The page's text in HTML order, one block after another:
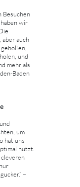
Besuchen
wir
aber auch
und
mehr als
Baden
um
hat uns
nutzt.
–